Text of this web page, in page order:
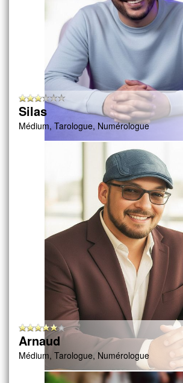
Silas
Médium, Tarologue, Numérologue
Arnaud
Médium, Tarologue, Numérologue